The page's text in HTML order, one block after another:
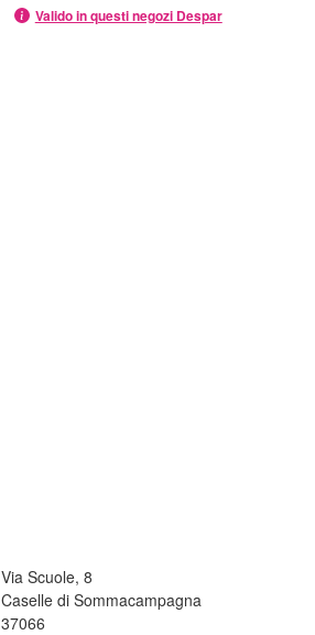
Valido in questi negozi Despar
Via Scuole, 8
Caselle di Sommacampagna
37066